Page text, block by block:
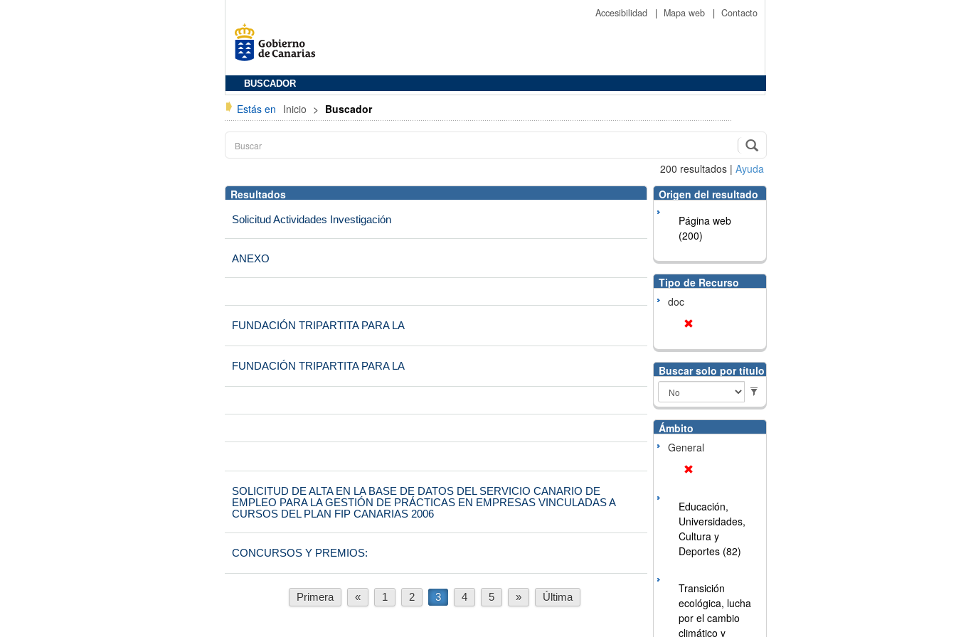
Accesibilidad | Mapa web | Contacto
BUSCADOR
Estás en Inicio > Buscador
200 resultados | Ayuda
Resultados
Solicitud Actividades Investigación
ANEXO
FUNDACIÓN TRIPARTITA PARA LA
FUNDACIÓN TRIPARTITA PARA LA
SOLICITUD DE ALTA EN LA BASE DE DATOS DEL SERVICIO CANARIO DE
EMPLEO PARA LA GESTIÓN DE PRÁCTICAS EN EMPRESAS VINCULADAS A
CURSOS DEL PLAN FIP CANARIAS 2006
CONCURSOS Y PREMIOS:
Primera « 1 2 3 4 5 » Última
Origen del resultado
Página web
(200)
Tipo de Recurso
doc
Buscar solo por título
Ámbito
General
Educación,
Universidades,
Cultura y
Deportes (82)
Transición
ecológica, lucha
por el cambio
climático y